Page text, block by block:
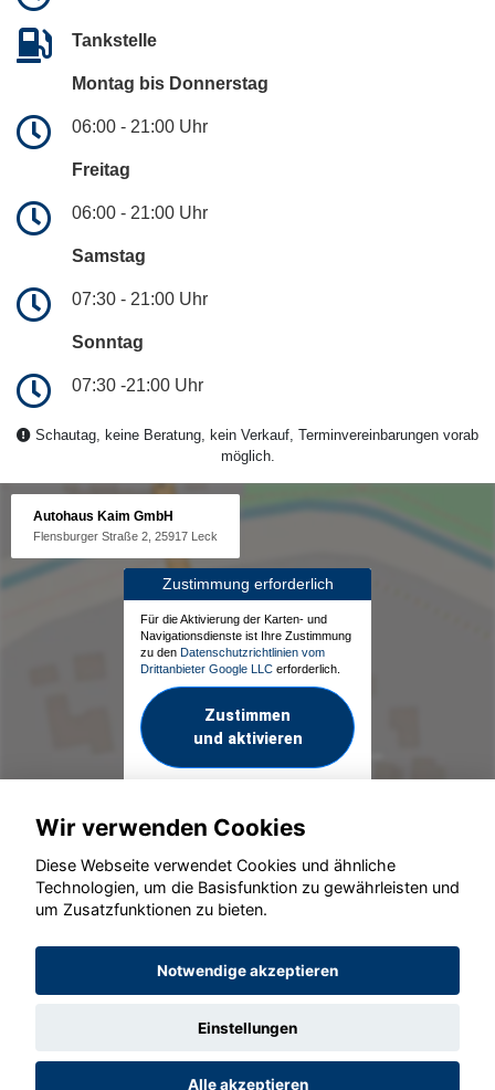
Tankstelle
Montag bis Donnerstag
06:00 - 21:00 Uhr
Freitag
06:00 - 21:00 Uhr
Samstag
07:30 - 21:00 Uhr
Sonntag
07:30 -21:00 Uhr
Schautag, keine Beratung, kein Verkauf, Terminvereinbarungen vorab
möglich.
Autohaus Kaim GmbH
Flensburger Straße 2, 25917 Leck
Zustimmung erforderlich
Für die Aktivierung der Karten- und
Navigationsdienste ist Ihre Zustimmung
zu den Datenschutzrichtlinien vom
Drittanbieter Google LLC erforderlich.
Zustimmen
und aktivieren
© konjunkturmotor.de GmbH 2020 - 2026
Wir verwenden Cookies
Diese Webseite verwendet Cookies und ähnliche
Technologien, um die Basisfunktion zu gewährleisten und
um Zusatzfunktionen zu bieten.
Notwendige akzeptieren
Einstellungen
Alle akzeptieren